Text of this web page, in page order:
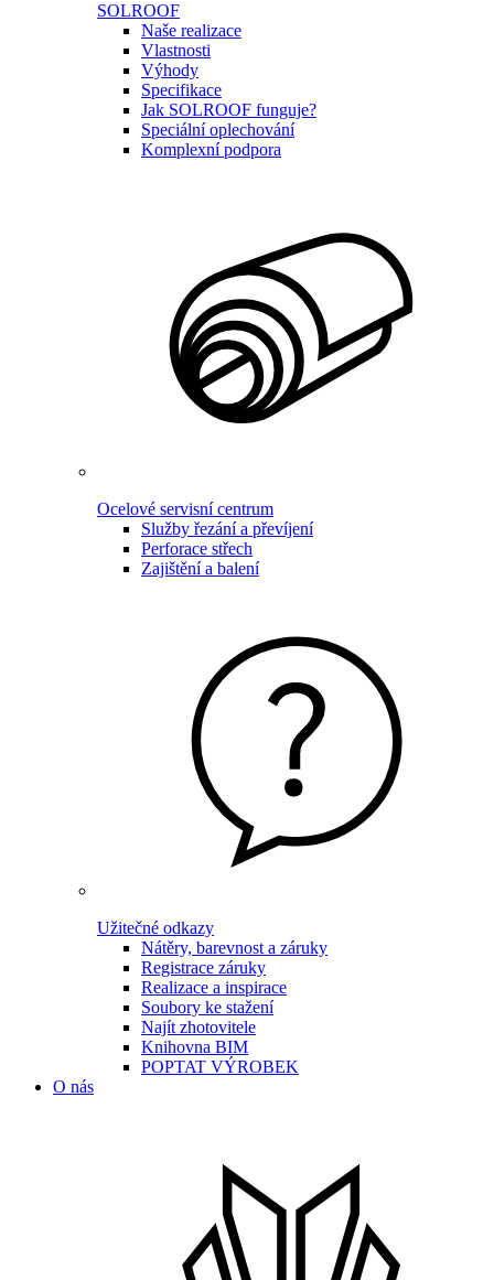
SOLROOF
Naše realizace
Vlastnosti
Výhody
Specifikace
Jak SOLROOF funguje?
Speciální oplechování
Komplexní podpora
Ocelové servisní centrum
Služby řezání a převíjení
Perforace střech
Zajištění a balení
Užitečné odkazy
Nátěry, barevnost a záruky
Registrace záruky
Realizace a inspirace
Soubory ke stažení
Najít zhotovitele
Knihovna BIM
POPTAT VÝROBEK
O nás